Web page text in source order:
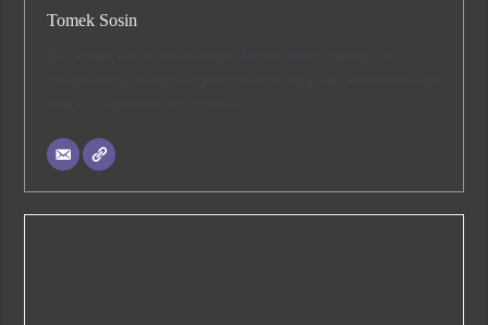
Tomek Sosin